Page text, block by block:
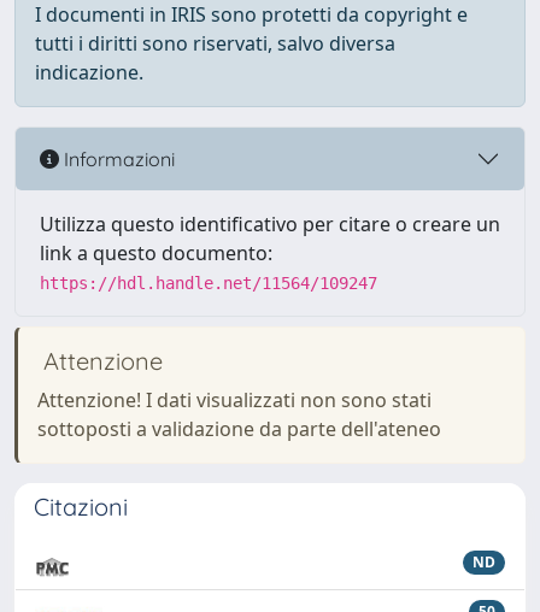
I documenti in IRIS sono protetti da copyright e
tutti i diritti sono riservati, salvo diversa
indicazione.
Informazioni
Utilizza questo identificativo per citare o creare un
link a questo documento:
https://hdl.handle.net/11564/109247
Attenzione
Attenzione! I dati visualizzati non sono stati
sottoposti a validazione da parte dell'ateneo
Citazioni
ND